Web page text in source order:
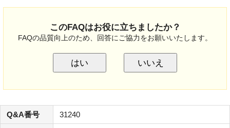
このFAQはお役に立ちましたか？
FAQの品質向上のため、回答にご協力をお願いいたします。
はい いいえ
Q&A番号 31240